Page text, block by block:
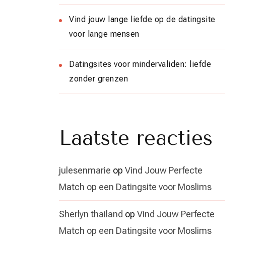
Vind jouw lange liefde op de datingsite
voor lange mensen
Datingsites voor mindervaliden: liefde
zonder grenzen
Laatste reacties
julesenmarie op Vind Jouw Perfecte
Match op een Datingsite voor Moslims
Sherlyn thailand op Vind Jouw Perfecte
Match op een Datingsite voor Moslims